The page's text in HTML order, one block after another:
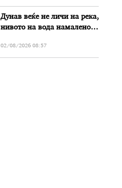
Дунав веќе не личи на река,
нивото на вода намалено
Бугарија
02/08/2026 08:57